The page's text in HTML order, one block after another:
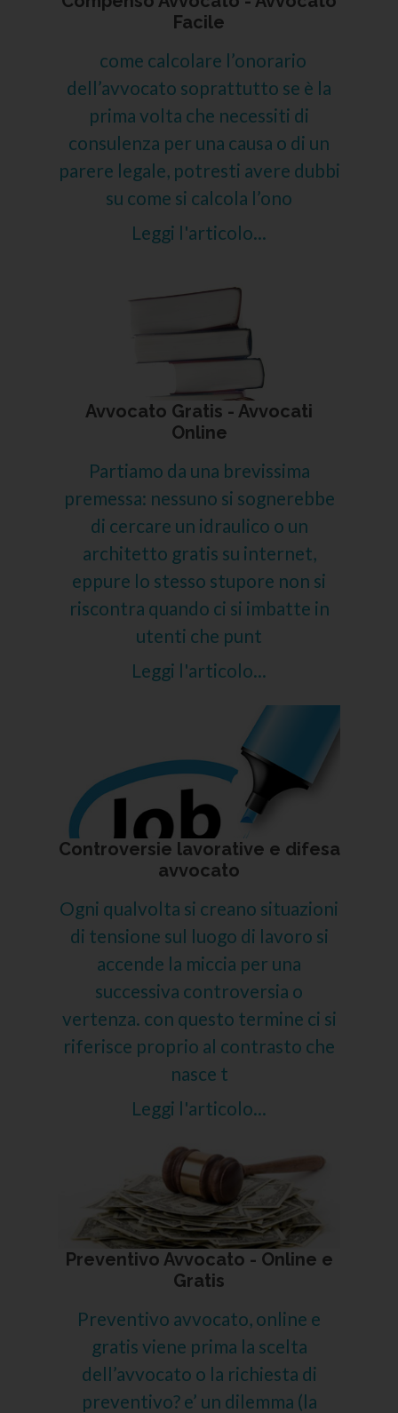
Facile
come calcolare l’onorario
dell’avvocato soprattutto se è la
prima volta che necessiti di
consulenza per una causa o di un
parere legale, potresti avere dubbi
su come si calcola l’ono
Leggi l'articolo...
Avvocato Gratis - Avvocati
Online
Partiamo da una brevissima
premessa: nessuno si sognerebbe
di cercare un idraulico o un
architetto gratis su internet,
eppure lo stesso stupore non si
riscontra quando ci si imbatte in
utenti che punt
Leggi l'articolo...
Controversie lavorative e difesa
avvocato
Ogni qualvolta si creano situazioni
di tensione sul luogo di lavoro si
accende la miccia per una
successiva controversia o
vertenza. con questo termine ci si
riferisce proprio al contrasto che
nasce t
Leggi l'articolo...
Preventivo Avvocato - Online e
Gratis
Preventivo avvocato, online e
gratis viene prima la scelta
dell’avvocato o la richiesta di
preventivo? e’ un dilemma (la